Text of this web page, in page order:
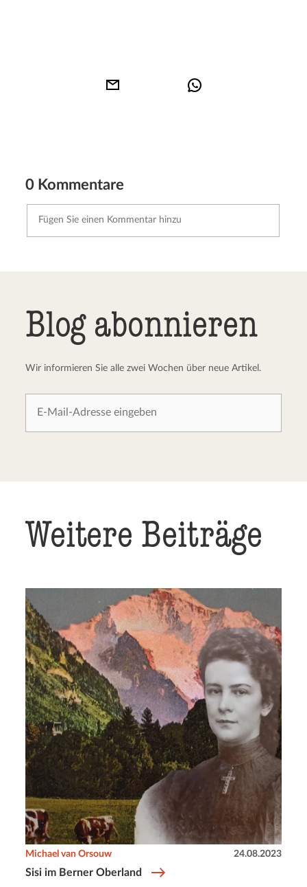
0 Kommentare
Blog abonnieren
Wir informieren Sie alle zwei Wochen über neue Artikel.
Weitere Beiträge
Sisi im Berner Oberland
Michael van Orsouw 24.08.2023